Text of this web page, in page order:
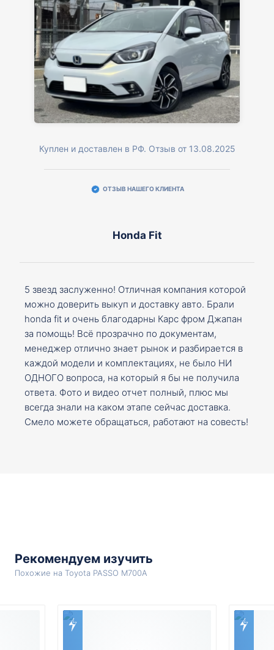
Куплен и доставлен в РФ. Отзыв от 13.08.2025
ОТЗЫВ НАШЕГО КЛИЕНТА
Honda Fit
5 звезд заслуженно! Отличная компания которой
можно доверить выкуп и доставку авто. Брали
honda fit и очень благодарны Карс фром Джапан
за помощь! Всё прозрачно по документам,
менеджер отлично знает рынок и разбирается в
каждой модели и комплектациях, не было НИ
ОДНОГО вопроса, на который я бы не получила
ответа. Фото и видео отчет полный, плюс мы
всегда знали на каком этапе сейчас доставка.
Смело можете обращаться, работают на совесть!
Рекомендуем изучить
Похожие на Toyota PASSO M700A